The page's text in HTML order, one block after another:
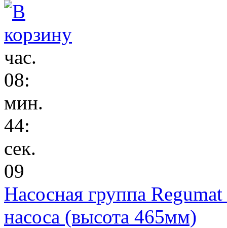
час.
08:
мин.
44:
сек.
08
Насосная группа
насоса (высота 465мм)